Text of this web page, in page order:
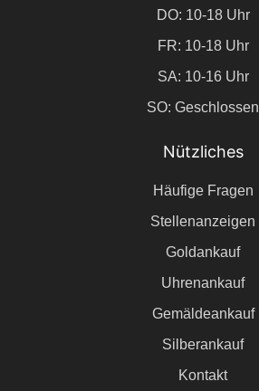
DO: 10-18 Uhr
FR: 10-18 Uhr
SA: 10-16 Uhr
SO: Geschlossen
Nützliches
Häufige Fragen
Stellenanzeigen
Goldankauf
Uhrenankauf
Gemäldeankauf
Silberankauf
Kontakt